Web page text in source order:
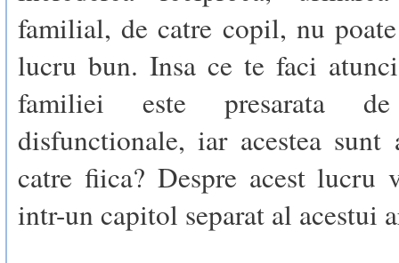
familial, de catre copil, nu
lucru bun. Insa ce te faci
familiei este presarata de
disfunctionale, iar acestea sunt
catre fiica? Despre acest lucru
intr-un capitol separat al acestui